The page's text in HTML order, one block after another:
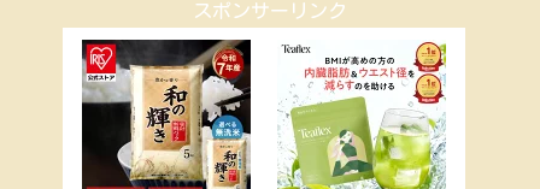
スポンサーリンク